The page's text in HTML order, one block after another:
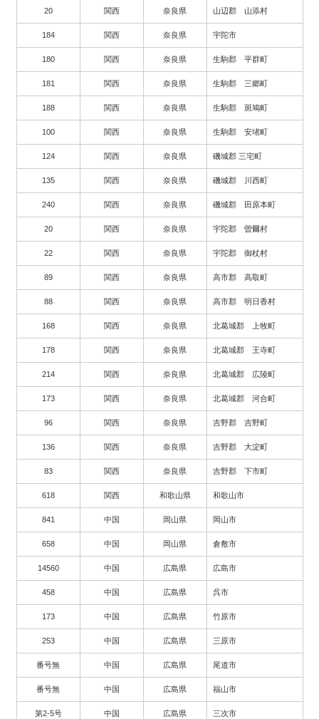
20 関西 奈良県 山辺郡 山添村
184 関西 奈良県 宇陀市
180 関西 奈良県 生駒郡 平群町
181 関西 奈良県 生駒郡 三郷町
188 関西 奈良県 生駒郡 斑鳩町
100 関西 奈良県 生駒郡 安堵町
124 関西 奈良県 磯城郡 三宅町
135 関西 奈良県 磯城郡 川西町
240 関西 奈良県 磯城郡 田原本町
20 関西 奈良県 宇陀郡 曽爾村
22 関西 奈良県 宇陀郡 御杖村
89 関西 奈良県 高市郡 高取町
88 関西 奈良県 高市郡 明日香村
168 関西 奈良県 北葛城郡 上牧町
178 関西 奈良県 北葛城郡 王寺町
214 関西 奈良県 北葛城郡 広陵町
173 関西 奈良県 北葛城郡 河合町
96 関西 奈良県 吉野郡 吉野町
136 関西 奈良県 吉野郡 大淀町
83 関西 奈良県 吉野郡 下市町
618 関西 和歌山県 和歌山市
841 中国 岡山県 岡山市
658 中国 岡山県 倉敷市
14560 中国 広島県 広島市
458 中国 広島県 呉市
173 中国 広島県 竹原市
253 中国 広島県 三原市
番号無 中国 広島県 尾道市
番号無 中国 広島県 福山市
第2-5号 中国 広島県 三次市